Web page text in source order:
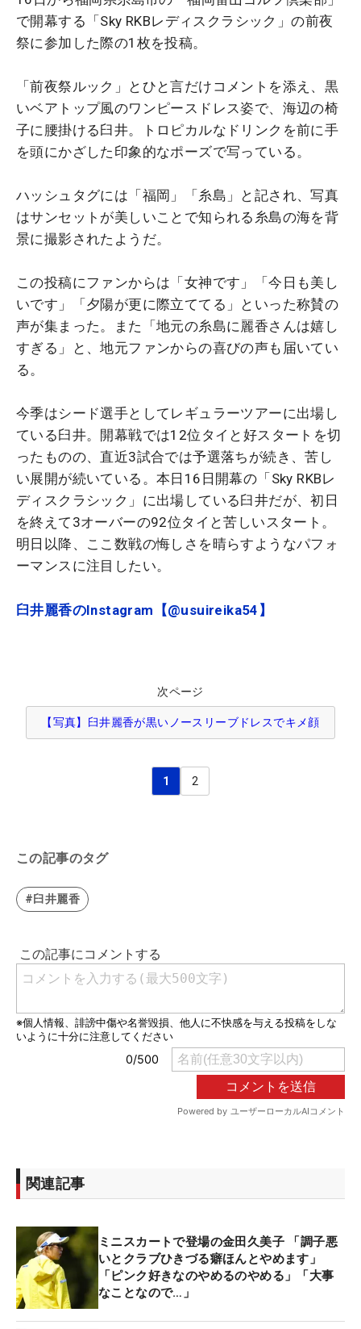
で開幕する「Sky RKBレディスクラシック」の前夜
祭に参加した際の1枚を投稿。
「前夜祭ルック」とひと言だけコメントを添え、黒
いベアトップ風のワンピースドレス姿で、海辺の椅
子に腰掛ける臼井。トロピカルなドリンクを前に手
を頭にかざした印象的なポーズで写っている。
ハッシュタグには「福岡」「糸島」と記され、写真
はサンセットが美しいことで知られる糸島の海を背
景に撮影されたようだ。
この投稿にファンからは「女神です」「今日も美し
いです」「夕陽が更に際立ててる」といった称賛の
声が集まった。また「地元の糸島に麗香さんは嬉し
すぎる」と、地元ファンからの喜びの声も届いてい
る。
今季はシード選手としてレギュラーツアーに出場し
ている臼井。開幕戦では12位タイと好スタートを切
ったものの、直近3試合では予選落ちが続き、苦し
い展開が続いている。本日16日開幕の「Sky RKBレ
ディスクラシック」に出場している臼井だが、初日
を終えて3オーバーの92位タイと苦しいスタート。
明日以降、ここ数戦の悔しさを晴らすようなパフォ
ーマンスに注目したい。
臼井麗香のInstagram【@usuireika54】
次ページ
【写真】臼井麗香が黒いノースリーブドレスでキメ顔
1 2
この記事のタグ
#臼井麗香
関連記事
ミニスカートで登場の金田久美子 「調子悪
いとクラブひきづる癖ほんとやめます」
「ピンク好きなのやめるのやめる」「大事
なことなので…」